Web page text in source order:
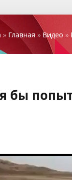
» Главная » Видео »
бы